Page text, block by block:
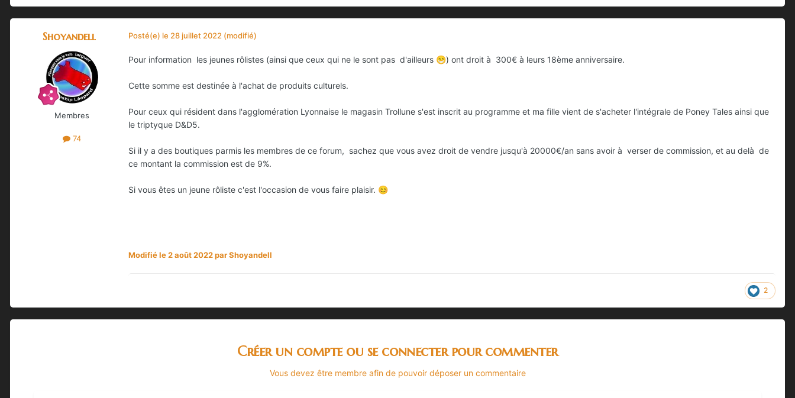
Shoyandell
Membres
74
Posté(e) le 28 juillet 2022 (modifié)
Pour information les jeunes rôlistes (ainsi que ceux qui ne le sont pas d'ailleurs 😁) ont droit à 300€ à leurs 18ème anniversaire.
Cette somme est destinée à l'achat de produits culturels.
Pour ceux qui résident dans l'agglomération Lyonnaise le magasin Trollune s'est inscrit au programme et ma fille vient de s'acheter l'intégrale de Poney Tales ainsi que
le triptyque D&D5.
Si il y a des boutiques parmis les membres de ce forum, sachez que vous avez droit de vendre jusqu'à 20000€/an sans avoir à verser de commission, et au delà de
ce montant la commission est de 9%.
Si vous êtes un jeune rôliste c'est l'occasion de vous faire plaisir. 😊
Modifiéle 2 août 2022par Shoyandell
2
Créer un compte ou se connecter pour commenter
Vous devez être membre afin de pouvoir déposer un commentaire